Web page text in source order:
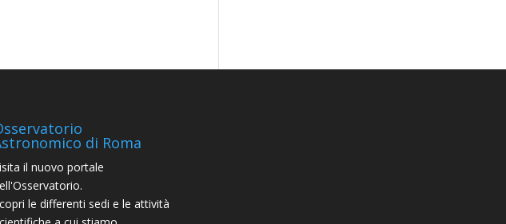
di Roma
il nuovo portale
le differenti sedi e le attività